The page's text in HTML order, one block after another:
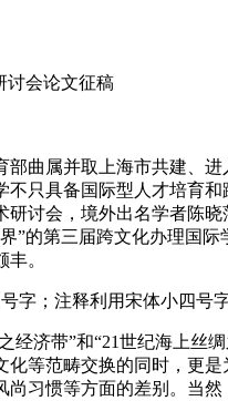
讨会论文征稿
属并取上海市共建、进
不只具备国际型人才培育
讨会，境外出名学者陈晓
”的第三届跨文化办理国
。
；注释利用宋体小四号字
济带”和“21世纪海上丝
化等范畴交换的同时，更
尚习惯等方面的差别。当